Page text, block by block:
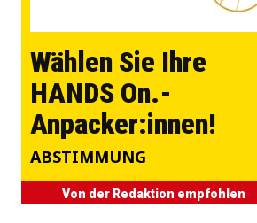
Wählen Sie Ihre
HANDS On.-
Anpacker:innen!
ABSTIMMUNG
Von der Redaktion empfohlen